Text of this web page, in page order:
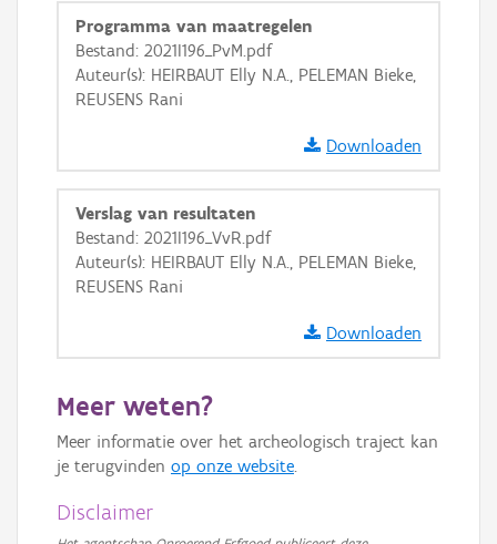
GRB-Basiskaart in grijswaarden
Programma van maatregelen
Bestand: 2021I196_PvM.pdf
Auteur(s): HEIRBAUT Elly N.A., PELEMAN Bieke,
REUSENS Rani
Downloaden
Verslag van resultaten
Bestand: 2021I196_VvR.pdf
Auteur(s): HEIRBAUT Elly N.A., PELEMAN Bieke,
REUSENS Rani
Downloaden
Meer weten?
Meer informatie over het archeologisch traject kan
je terugvinden op onze website.
Disclaimer